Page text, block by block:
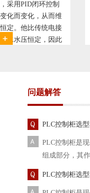
/可编程序控制器
工控机及组态软件
由于其控制复杂性
装置，图为我公司
问题解答
PLC控制柜选
PLC控制柜是
组成部分，其
PLC控制柜选